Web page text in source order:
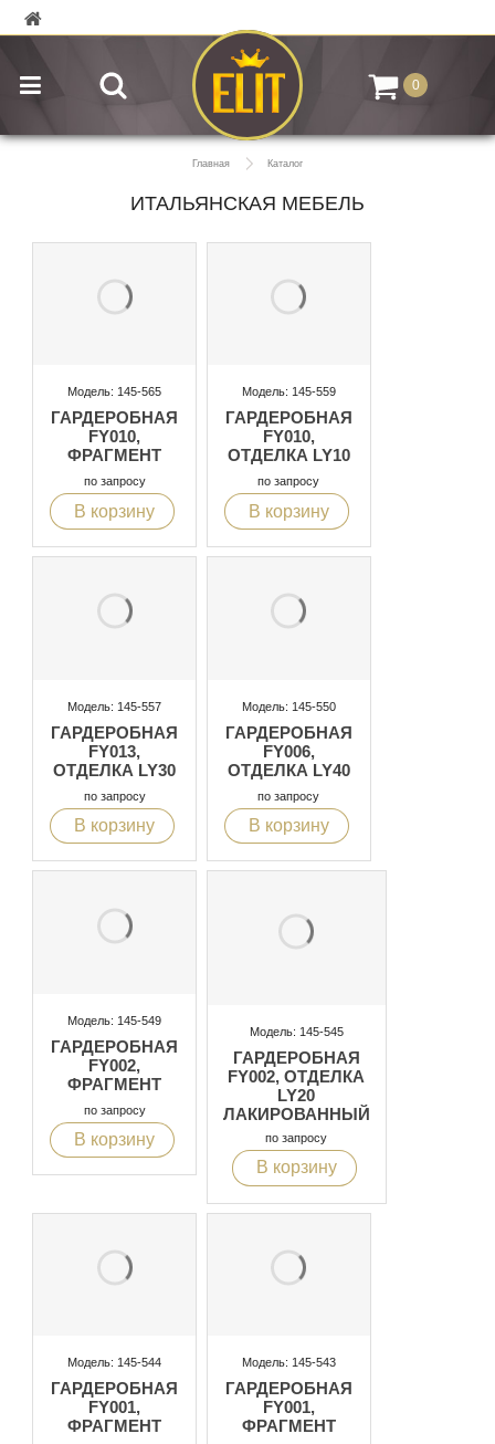
0
Главная Каталог
ИТАЛЬЯНСКАЯ МЕБЕЛЬ
Модель: 145-565
ГАРДЕРОБНАЯ
FY010,
ФРАГМЕНТ
по запросу
В корзину
Модель: 145-559
ГАРДЕРОБНАЯ
FY010,
ОТДЕЛКА LY10
по запросу
В корзину
Модель: 145-557
ГАРДЕРОБНАЯ
FY013,
ОТДЕЛКА LY30
по запросу
В корзину
Модель: 145-550
ГАРДЕРОБНАЯ
FY006,
ОТДЕЛКА LY40
по запросу
В корзину
Модель: 145-549
ГАРДЕРОБНАЯ
FY002,
ФРАГМЕНТ
по запросу
В корзину
Модель: 145-545
ГАРДЕРОБНАЯ
FY002, ОТДЕЛКА
LY20
ЛАКИРОВАННЫЙ
ЦВЕТА
ШОКОЛАДА
по запросу
В корзину
Модель: 145-544
ГАРДЕРОБНАЯ
FY001,
ФРАГМЕНТ
Модель: 145-543
ГАРДЕРОБНАЯ
FY001,
ФРАГМЕНТ